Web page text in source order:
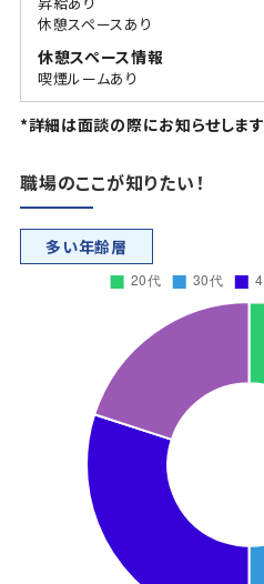
休憩スペースあり
休憩スペース情報
喫煙ルームあり
*詳細は面談の際にお知らせします
職場のここが知りたい！
多い年齢層